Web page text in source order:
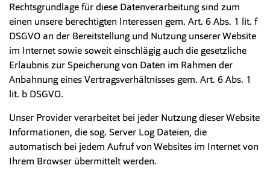
Rechtsgrundlage für diese Datenverarbeitung sind zum
einen unsere berechtigten Interessen gem. Art. 6 Abs. 1 lit. f
DSGVO an der Bereitstellung und Nutzung unserer Website
im Internet sowie soweit einschlägig auch die gesetzliche
Erlaubnis zur Speicherung von Daten im Rahmen der
Anbahnung eines Vertragsverhältnisses gem. Art. 6 Abs. 1
lit. b DSGVO.
Unser Provider verarbeitet bei jeder Nutzung dieser Website
Informationen, die sog. Server Log Dateien, die
automatisch bei jedem Aufruf von Websites im Internet von
Ihrem Browser übermittelt werden.